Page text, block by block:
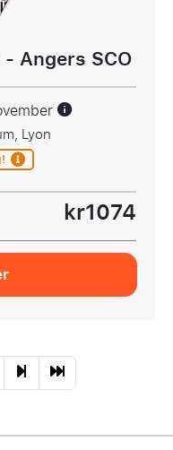
Angers SCO
Lyon
kr1074